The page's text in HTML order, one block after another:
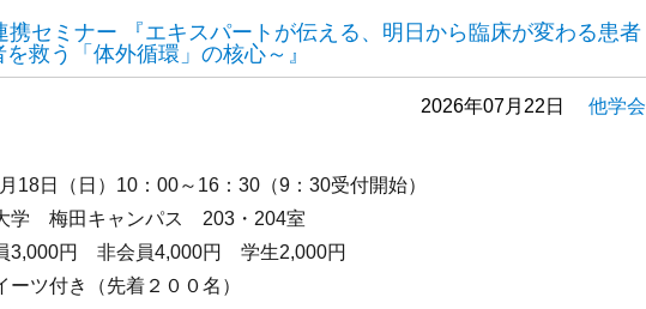
携セミナー 『エキスパートが伝える、明日から臨床が変わる患者
救う「体外循環」の核心～』
他学会
2026年07月22日
18日（日）10：00～16：30（9：30受付開始）
梅田キャンパス 203・204室
3,000円 非会員4,000円 学生2,000円
き（先着２００名）